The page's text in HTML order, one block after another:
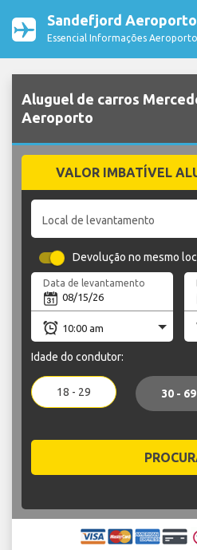
Sandefjord Aeroporto
Essencial Informações
Aluguel de carros
Aeroporto
VALOR IMBATÍVEL
Local de levantamento
Devolução no mesmo
Data de levantamento
Idade do condutor:
18 - 29 30 - 69